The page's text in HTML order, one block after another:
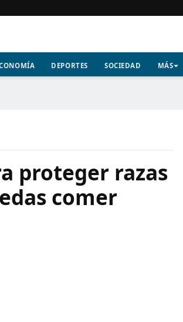
DEPORTES SOCIEDAD MÁS
proteger razas
comer